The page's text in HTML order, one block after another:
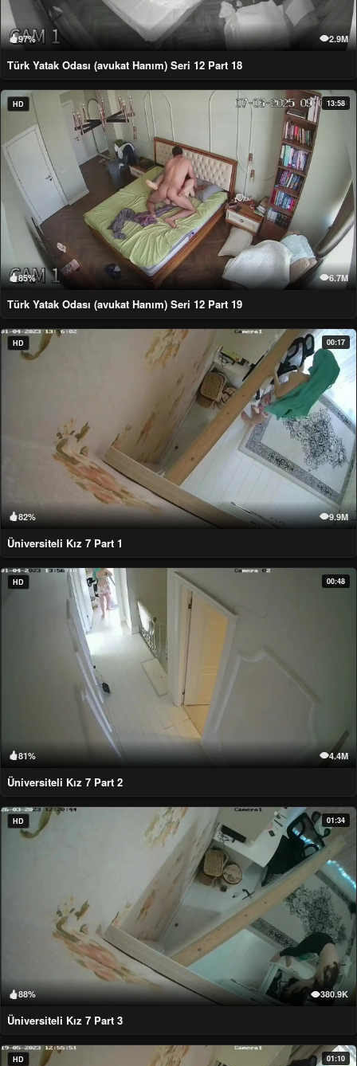
97% 2.9M
Türk Yatak Odası (avukat Hanım) Seri 12 Part 18
HD 13:58
85% 6.7M
Türk Yatak Odası (avukat Hanım) Seri 12 Part 19
HD 00:17
82% 9.9M
Üniversiteli Kız 7 Part 1
HD 00:48
81% 4.4M
Üniversiteli Kız 7 Part 2
HD 01:34
88% 380.9K
Üniversiteli Kız 7 Part 3
HD 01:10